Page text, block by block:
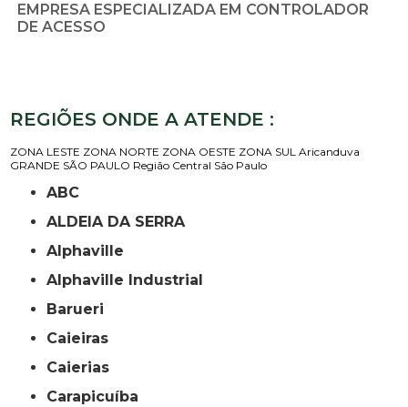
EMPRESA ESPECIALIZADA EM CONTROLADOR
DE ACESSO
REGIÕES ONDE A ATENDE :
ZONA LESTE ZONA NORTE ZONA OESTE ZONA SUL Aricanduva
GRANDE SÃO PAULO Região Central São Paulo
ABC
ALDEIA DA SERRA
Alphaville
Alphaville Industrial
Barueri
Caieiras
Caierias
Carapicuíba